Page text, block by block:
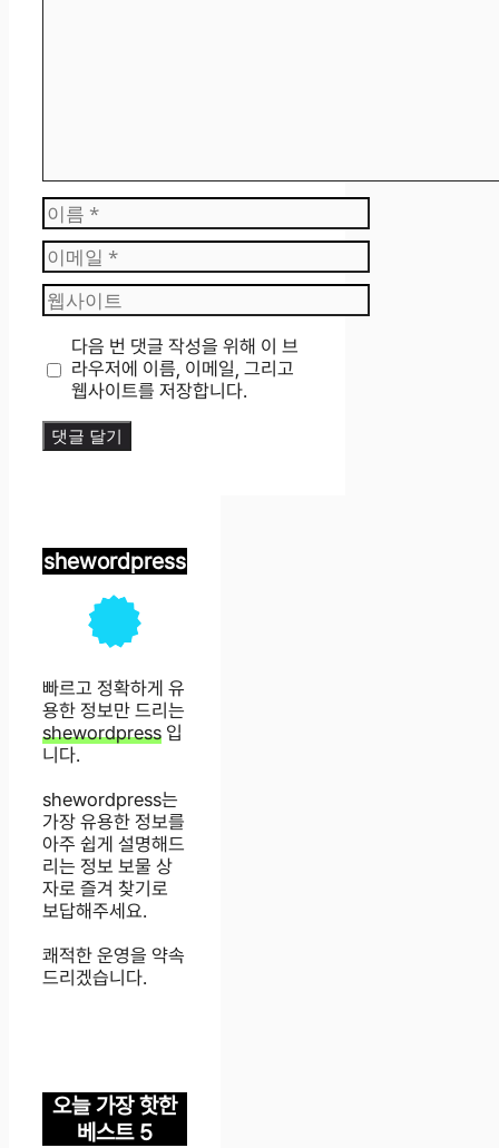
이
름
이
메
일
웹
사
트
다음 번 댓글 작성을 위해 이 브
라우저에 이름, 이메일, 그리고
웹사이트를 저장합니다.
shewordpress
빠르고 정확하게 유
용한 정보만 드리는
shewordpress 입
니다.
shewordpress는
가장 유용한 정보를
아주 쉽게 설명해드
리는 정보 보물 상
자로 즐겨 찾기로
보답해주세요.
쾌적한 운영을 약속
드리겠습니다.
오늘 가장 핫한
베스트 5